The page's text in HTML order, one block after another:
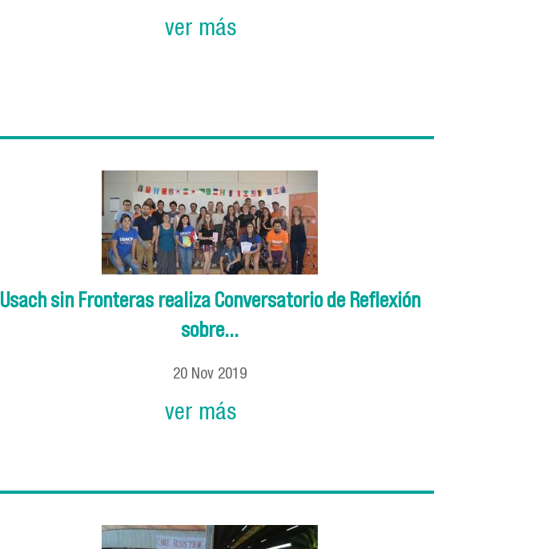
ver más
Usach sin Fronteras realiza Conversatorio de Reflexión
sobre...
20 Nov 2019
ver más